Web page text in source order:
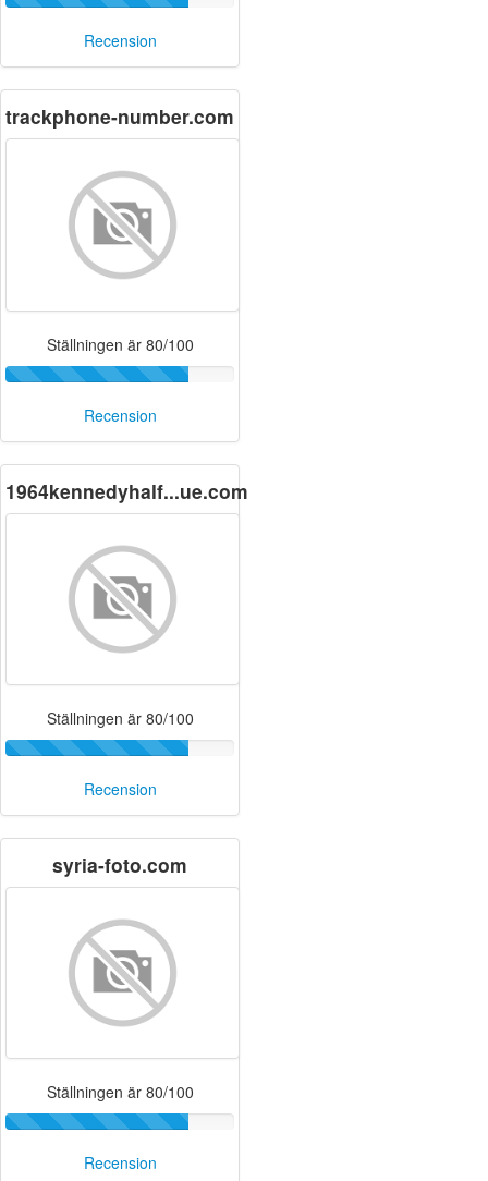
Recension
trackphone-number.com
Ställningen är 80/100
Recension
1964kennedyhalf...ue.com
Ställningen är 80/100
Recension
syria-foto.com
Ställningen är 80/100
Recension